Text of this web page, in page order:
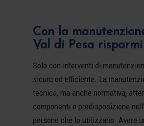
Con la
Val di Pesa
Solo con interventi di
sicuro ed efficiente. La
tecnica, ma anche normativa,
componenti e predisposizione
persone che lo utilizzano. Avere